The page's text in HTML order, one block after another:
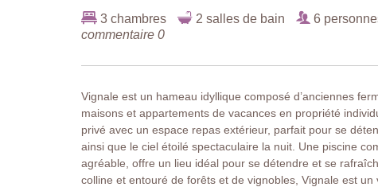
3 chambres 2 salles de bain 6
commentaire 0
Vignale est un hameau idyllique composé d’anciennes
maisons et appartements de vacances en propriété
privé avec un espace repas extérieur, parfait pour se
ainsi que le ciel étoilé spectaculaire la nuit. Une piscine
agréable, offre un lieu idéal pour se détendre et se
colline et entouré de forêts et de vignobles, Vignale est